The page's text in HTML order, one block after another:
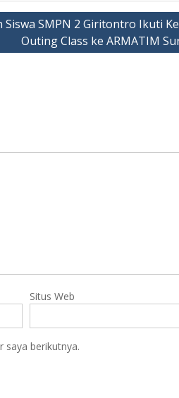
Siswa SMPN 2 Giritontro Ikuti
Outing Class ke ARMATIM
Situs Web
saya berikutnya.